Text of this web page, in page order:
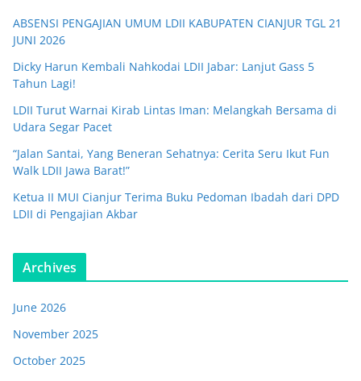
ABSENSI PENGAJIAN UMUM LDII KABUPATEN CIANJUR TGL 21
JUNI 2026
Dicky Harun Kembali Nahkodai LDII Jabar: Lanjut Gass 5
Tahun Lagi!
LDII Turut Warnai Kirab Lintas Iman: Melangkah Bersama di
Udara Segar Pacet
“Jalan Santai, Yang Beneran Sehatnya: Cerita Seru Ikut Fun
Walk LDII Jawa Barat!”
Ketua II MUI Cianjur Terima Buku Pedoman Ibadah dari DPD
LDII di Pengajian Akbar
Archives
June 2026
November 2025
October 2025